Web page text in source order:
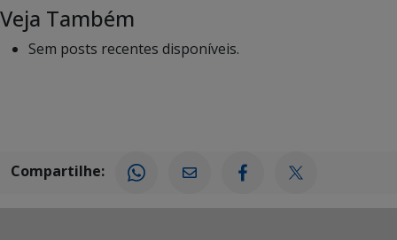
Veja Também
Sem posts recentes disponíveis.
Compartilhe: